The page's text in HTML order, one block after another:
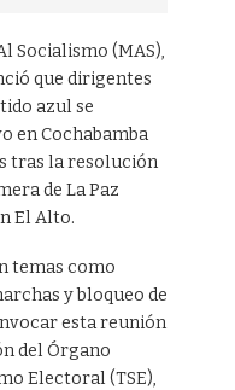
Socialismo (MAS),
que dirigentes
azul se
en Cochabamba
tras la resolución
de La Paz
El Alto.
temas como
y bloqueo de
esta reunión
del Órgano
Electoral (TSE),